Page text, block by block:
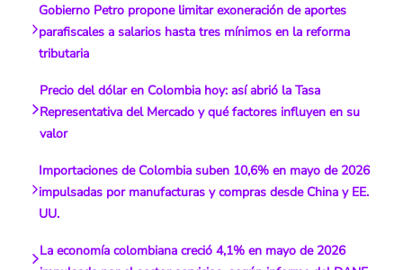
Gobierno Petro propone limitar exoneración de aportes
parafiscales a salarios hasta tres mínimos en la reforma
tributaria
Precio del dólar en Colombia hoy: así abrió la Tasa
Representativa del Mercado y qué factores influyen en su
valor
Importaciones de Colombia suben 10,6% en mayo de 2026
impulsadas por manufacturas y compras desde China y EE.
UU.
La economía colombiana creció 4,1% en mayo de 2026